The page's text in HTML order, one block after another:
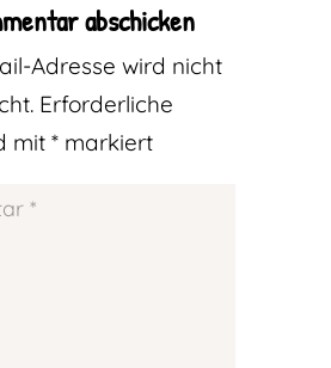
abschicken
Adresse wird nicht
Erforderliche
mit *markiert